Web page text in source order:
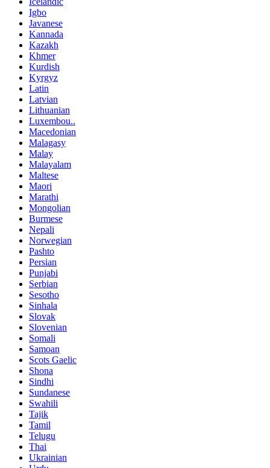
Igbo
Javanese
Kannada
Kazakh
Khmer
Kurdish
Kyrgyz
Latin
Latvian
Lithuanian
Luxembou..
Macedonian
Malagasy
Malay
Malayalam
Maltese
Maori
Marathi
Mongolian
Burmese
Nepali
Norwegian
Pashto
Persian
Punjabi
Serbian
Sesotho
Sinhala
Slovak
Slovenian
Somali
Samoan
Scots Gaelic
Shona
Sindhi
Sundanese
Swahili
Tajik
Tamil
Telugu
Thai
Ukrainian